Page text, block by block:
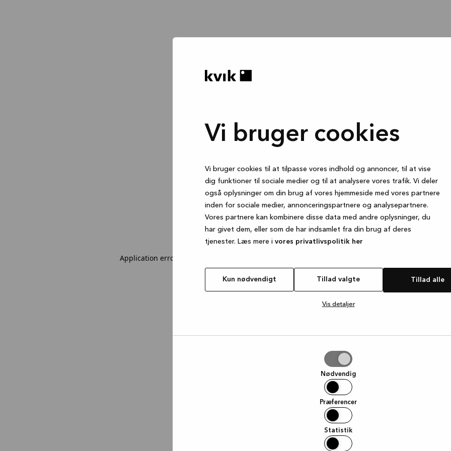
Vi bruger cookies
Vi bruger cookies til at tilpasse vores indhold og annoncer, til at vise
dig funktioner til sociale medier og til at analysere vores trafik. Vi deler
også oplysninger om din brug af vores hjemmeside med vores partnere
inden for sociale medier, annonceringspartnere og analysepartnere.
Vores partnere kan kombinere disse data med andre oplysninger, du
har givet dem, eller som de har indsamlet fra din brug af deres
tjenester. Læs mere i vores privatlivspolitik her
Kun nødvendigt Tillad valgte Tillad alle
Vis detaljer
Nødvendig
Præferencer
Statistik
Application error: a client-side exception has occurred (see the